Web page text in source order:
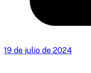
19 de julio de 2024